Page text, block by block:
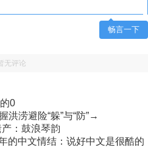
畅言一下
无评论
0
洪涝避险“躲”与“防”→
：鼓浪琴韵
的中文情结：说好中文是很酷的